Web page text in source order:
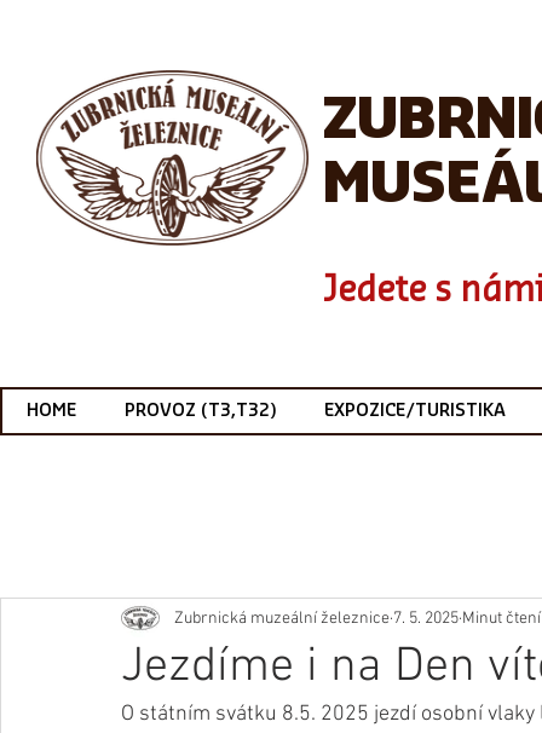
Jedete s
HOME PROVOZ (T3,T32) EXPOZICE/TURISTIKA
Jezdíme i na Den
Zubrnická muzeální železnice 7. 5. 2025 Minut
O státním svátku 8.5. 2025 jezdí osobní